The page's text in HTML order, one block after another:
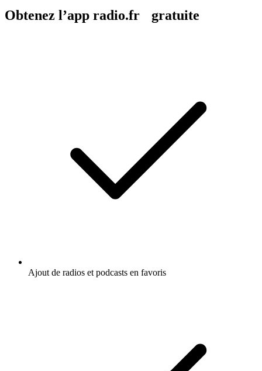
Obtenez l’app radio.fr gratuite
Ajout de radios et podcasts en favoris